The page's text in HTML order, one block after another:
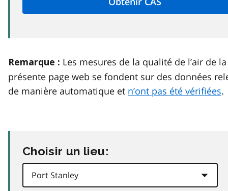
Remarque : Les mesures de la qualité de l’air de la
présente page web se fondent sur des données
de manière automatique et n’ont pas été vérifiées.
Choisir un lieu: